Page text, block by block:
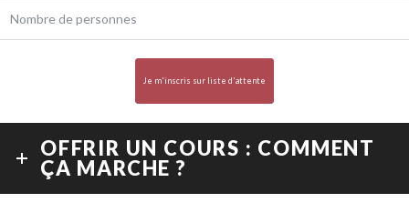
Je m'inscris sur liste d'attente
OFFRIR UN COURS : COMMENT
ÇA MARCHE ?